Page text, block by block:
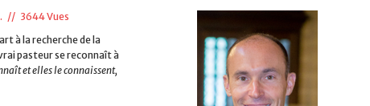
// 3644 Vues
à la recherche de la
pasteur se reconnaît à
et elles le connaissent,